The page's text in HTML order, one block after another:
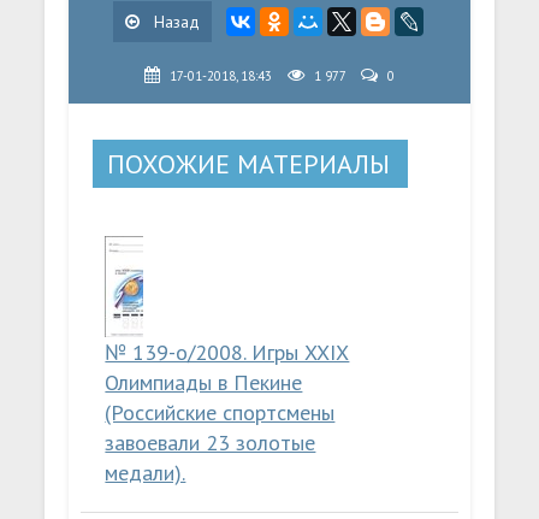
Назад
17-01-2018, 18:43 1 977 0
ПОХОЖИЕ МАТЕРИАЛЫ
№ 139-о/2008. Игры XXIX
Олимпиады в Пекине
(Российские спортсмены
завоевали 23 золотые
медали).